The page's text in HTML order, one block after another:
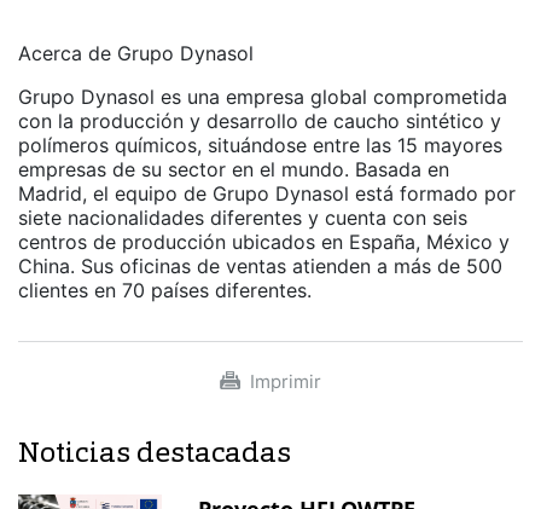
Acerca de Grupo Dynasol
Grupo Dynasol es una empresa global comprometida
con la producción y desarrollo de caucho sintético y
polímeros químicos, situándose entre las 15 mayores
empresas de su sector en el mundo. Basada en
Madrid, el equipo de Grupo Dynasol está formado por
siete nacionalidades diferentes y cuenta con seis
centros de producción ubicados en España, México y
China. Sus oficinas de ventas atienden a más de 500
clientes en 70 países diferentes.
Imprimir
Noticias destacadas